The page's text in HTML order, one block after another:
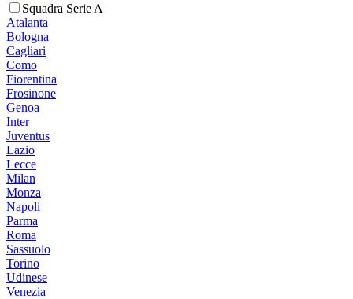
Squadra Serie A
Atalanta
Bologna
Cagliari
Como
Fiorentina
Frosinone
Genoa
Inter
Juventus
Lazio
Lecce
Milan
Monza
Napoli
Parma
Roma
Sassuolo
Torino
Udinese
Venezia